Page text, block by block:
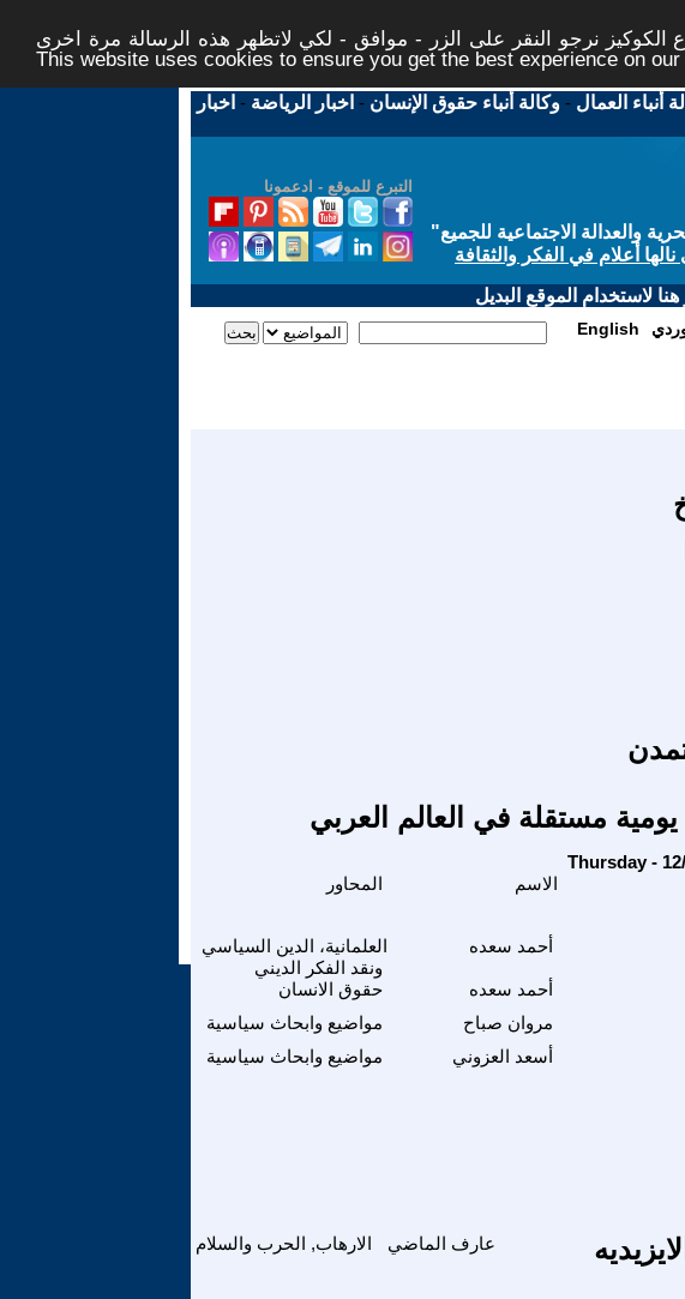
نرجو النقر على الزر - موافق - لكي لاتظهر هذه الرسالة مرة اخرى -
This website uses cookies to ensure you get the best experience on
أنباء العمال -وكالة أنباء حقوق الإنسان - اخبار الرياضة - اخبار
التبرع للموقع - ادعمونا
والعدالة الاجتماعية للجميع"
أعلام في الفكر والثقافة
لاستخدام الموقع البديل
English
مستقلة في العالم العربي
الاسم
العلمانية، الدين السياسي
ونقد الفكر الديني
أحمد سعده
حقوق الانسان أحمد سعده
مواضيع وابحاث سياسية
مروان صباح
مواضيع وابحاث سياسية
أسعد العزوني
الارهاب, الحرب والسلام عارف الماضي